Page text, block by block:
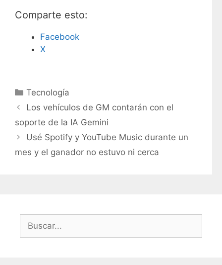
Comparte esto:
Facebook
X
C
a
e
g
o
Tecnología
Los vehículos de GM contarán con el
soporte de la IA Gemini
Usé Spotify y YouTube Music durante un
mes y el ganador no estuvo ni cerca